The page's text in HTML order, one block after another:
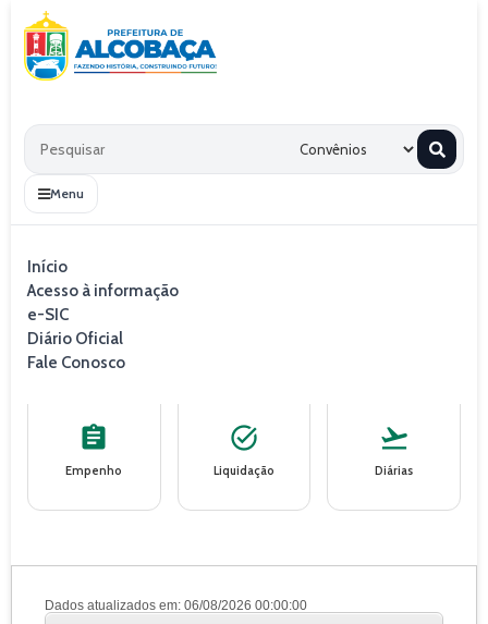
Menu
Início
Acesso à informação
e-SIC
Diário Oficial
Fale Conosco
Despesas
assignment
Empenho
task_alt
Liquidação
flight_takeoff
Diárias